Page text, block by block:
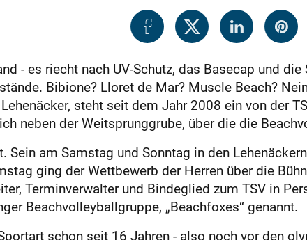
- es riecht nach UV-Schutz, das Basecap und
Bibione? Lloret de Mar? Muscle Beach?
steht seit dem Jahr 2008 ein von der
neben der Weitsprunggrube, über die die
Sein am Samstag und Sonntag in den
ging der Wettbewerb der Herren über die
Terminverwalter und Bindeglied zum TSV in
Beachvolleyballgruppe, „Beachfoxes“ genannt.
schon seit 16 Jahren - also noch vor den